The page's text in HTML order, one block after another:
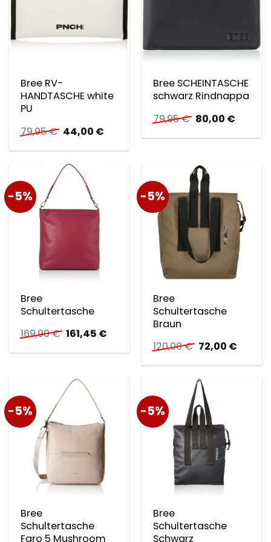
Bree RV-
HANDTASCHE white
PU
79,95€ Ursprünglicher
Preis
war:
44,00 €
ist:
Bree SCHEINTASCHE
schwarz Rindnappa
79,95€ Ursprünglicher
Preis
war:
80,00 €
ist:
-5%
Bree
Schultertasche
169,90€ Ursprünglicher
Preis
war:
161,45 €
ist:
161,45 €.
-5%
Bree
Schultertasche
Braun
120,00€ Ursprünglicher
Preis
war:
72,00 €
ist:
-5%
Bree
Schultertasche
Faro 5 Mushroom
-5%
Bree
Schultertasche
Schwarz